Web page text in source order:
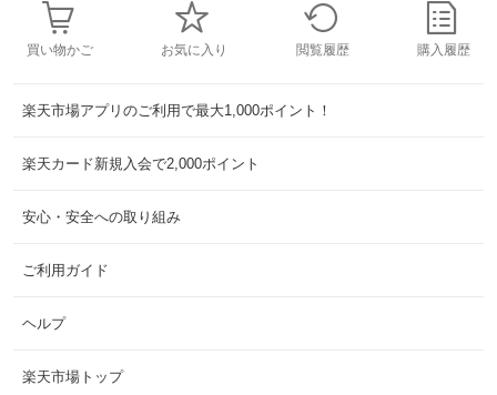
買い物かご お気に入り 閲覧履歴 購入履歴
楽天市場アプリのご利用で最大1,000ポイント！
楽天カード新規入会で2,000ポイント
安心・安全への取り組み
ご利用ガイド
ヘルプ
楽天市場トップ